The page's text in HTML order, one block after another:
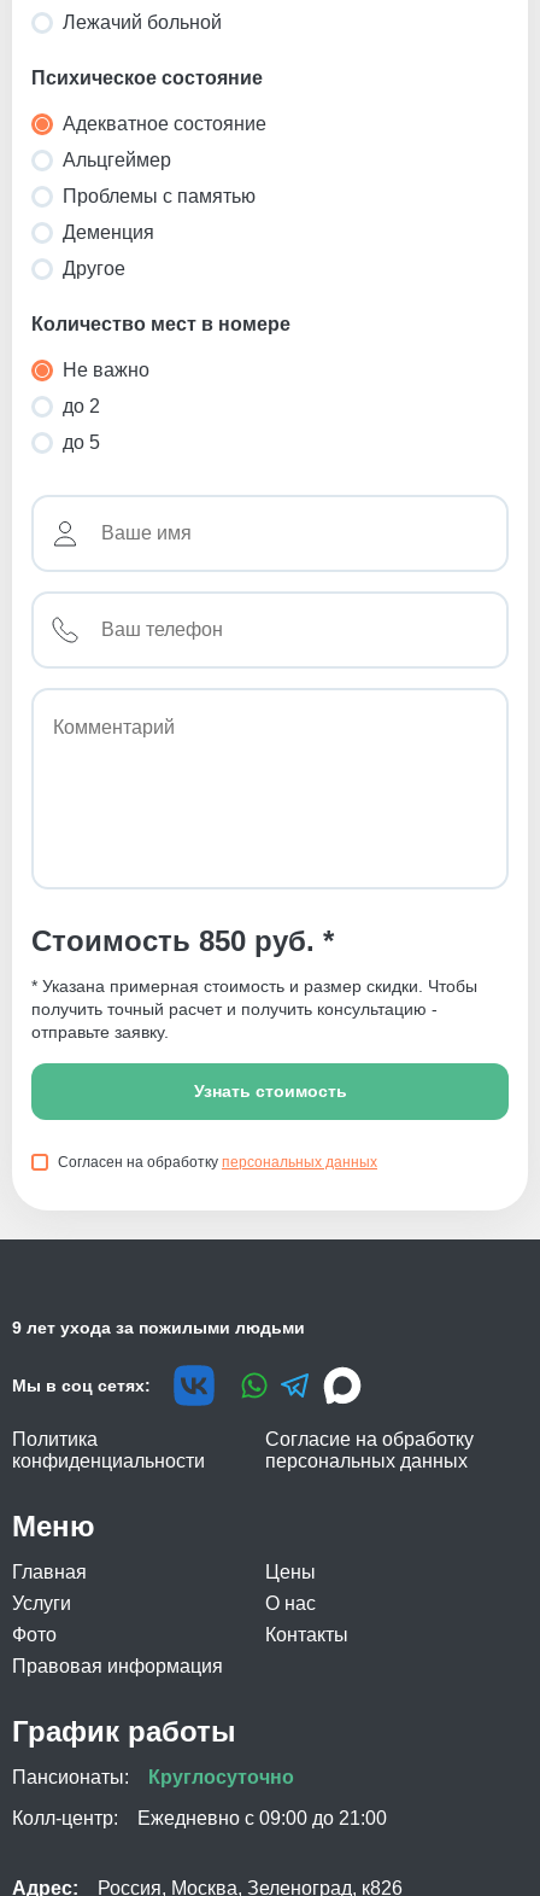
Лежачий больной
Психическое состояние
Адекватное состояние
Альцгеймер
Проблемы с памятью
Деменция
Другое
Количество мест в номере
Не важно
до 2
до 5
Стоимость 850 руб. *
* Указана примерная стоимость и размер скидки. Чтобы
получить точный расчет и получить консультацию -
отправьте заявку.
Узнать стоимость
Согласен на обработку персональных данных
9 лет ухода за пожилыми людьми
Мы в соц сетях:
Политика
конфиденциальности
Согласие на обработку
персональных данных
Меню
Главная
Цены
Услуги
О нас
Фото
Контакты
Правовая информация
График работы
Пансионаты:
Круглосуточно
Колл-центр:
Ежедневно с 09:00 до 21:00
Адрес: Россия, Москва, Зеленоград, к826